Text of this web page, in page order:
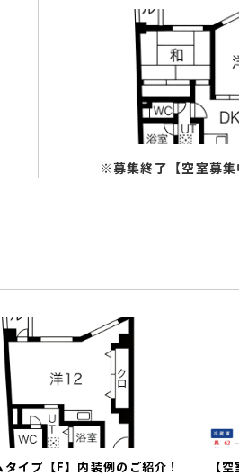
※募集終了【空室募
タイプ【F】内装例のご紹介！ 【